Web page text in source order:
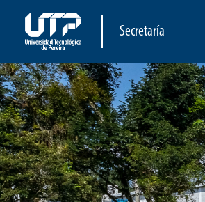
Secretaría